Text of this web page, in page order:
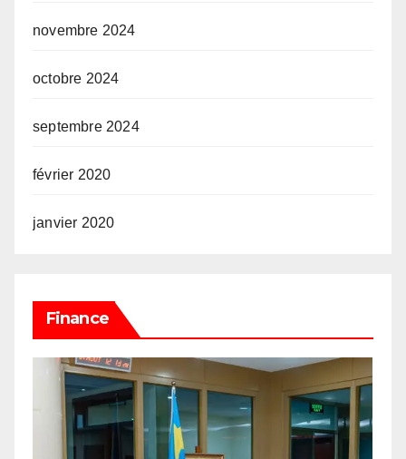
novembre 2024
octobre 2024
septembre 2024
février 2020
janvier 2020
Finance